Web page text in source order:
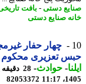
دستی-بافت تاریخی -
صنایع دستی
تعزیری محکوم
-حوادث -
82053372